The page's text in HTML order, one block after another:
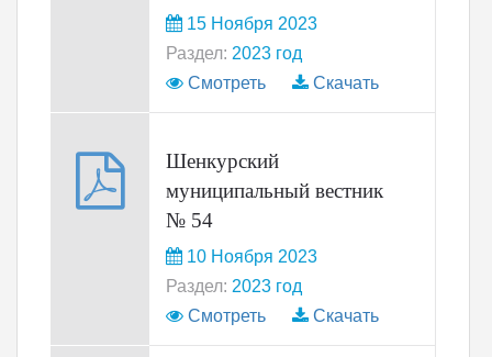
15 Ноября 2023
Раздел: 2023 год
Смотреть
Скачать
Шенкурский
муниципальный вестник
№ 54
10 Ноября 2023
Раздел: 2023 год
Смотреть
Скачать